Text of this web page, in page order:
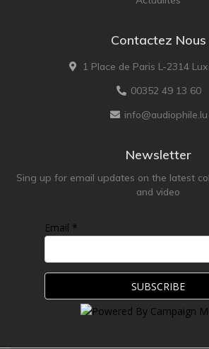
Contactez Nous
1 Place de Paris L-2314
00352 49 13 60
info@audiophile.lu
Newsletter
Sing up for email updates on the latest
and video
Email *